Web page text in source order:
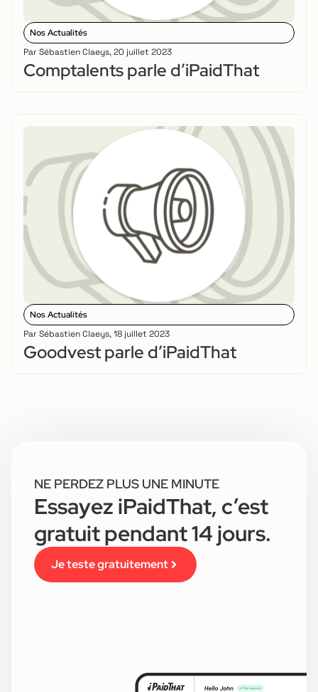
Nos Actualités
Par Sébastien Claeys,20 juillet 2023
Comptalents parle d’iPaidThat
Nos Actualités
Par Sébastien Claeys,18 juillet 2023
Goodvest parle d’iPaidThat
NE PERDEZ PLUS UNE MINUTE
Essayez iPaidThat, c’est
gratuit pendant 14 jours.
Je teste gratuitement